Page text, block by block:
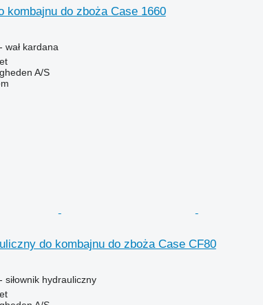
kombajnu do zboża Case 1660
wał kardana
A/S
do kombajnu do zboża Case CF80
siłownik hydrauliczny